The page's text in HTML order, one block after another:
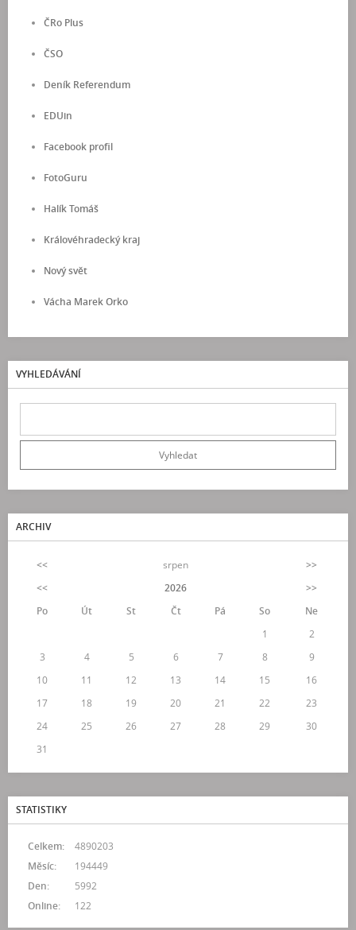
ČRo Plus
ČSO
Deník Referendum
EDUin
Facebook profil
FotoGuru
Halík Tomáš
Královéhradecký kraj
Nový svět
Vácha Marek Orko
VYHLEDÁVÁNÍ
ARCHIV
<< srpen
>>
<<
2026
>>
Po
Út St Čt Pá So
Ne
1
2
3
4 5 6 7 8
9
10
11 12 13 14 15
16
17
18 19 20 21 22
23
24
25 26 27 28 29
30
31
STATISTIKY
Online: 122
Celkem:
4890203
Měsíc:
194449
Den:
5992